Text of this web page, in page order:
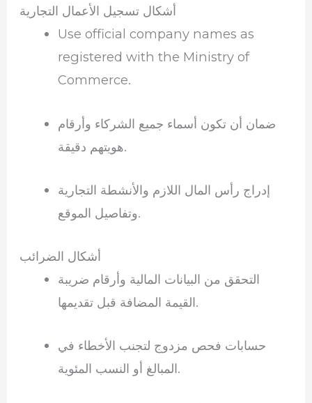
أشكال تسجيل الأعمال التجارية
Use official company names as
registered with the Ministry of
Commerce.
ضمان أن تكون أسماء جميع الشركاء وأرقام
هويتهم دقيقة.
إدراج رأس المال اللازم والأنشطة التجارية
وتفاصيل الموقع.
أشكال الضرائب
التحقق من البيانات المالية وأرقام ضريبة
القيمة المضافة قبل تقديمها.
حسابات فحص مزدوج لتجنب الأخطاء في
المبالغ أو النسب المئوية.